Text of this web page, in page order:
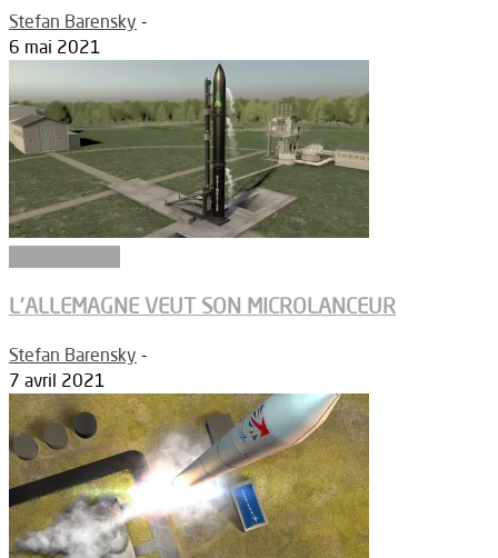
Stefan Barensky -
6 mai 2021
L’ALLEMAGNE VEUT SON MICROLANCEUR
Stefan Barensky -
7 avril 2021